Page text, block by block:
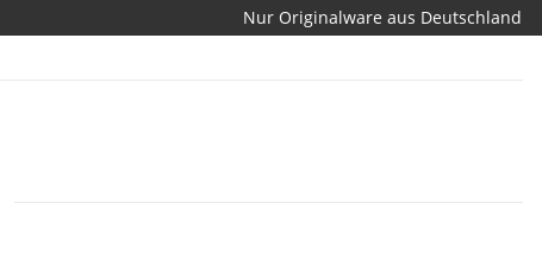
Nur Originalware aus Deutschland